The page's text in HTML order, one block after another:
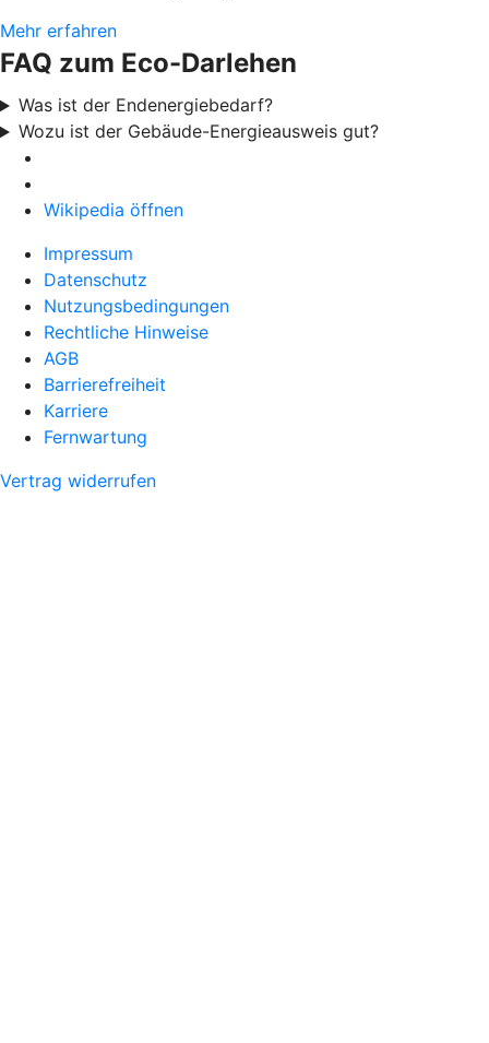
Mehr erfahren
FAQ zum Eco-Darlehen
Was ist der Endenergiebedarf?
Wozu ist der Gebäude-Energieausweis gut?
Wikipedia öffnen
Impressum
Datenschutz
Nutzungsbedingungen
Rechtliche Hinweise
AGB
Barrierefreiheit
Karriere
Fernwartung
Vertrag widerrufen